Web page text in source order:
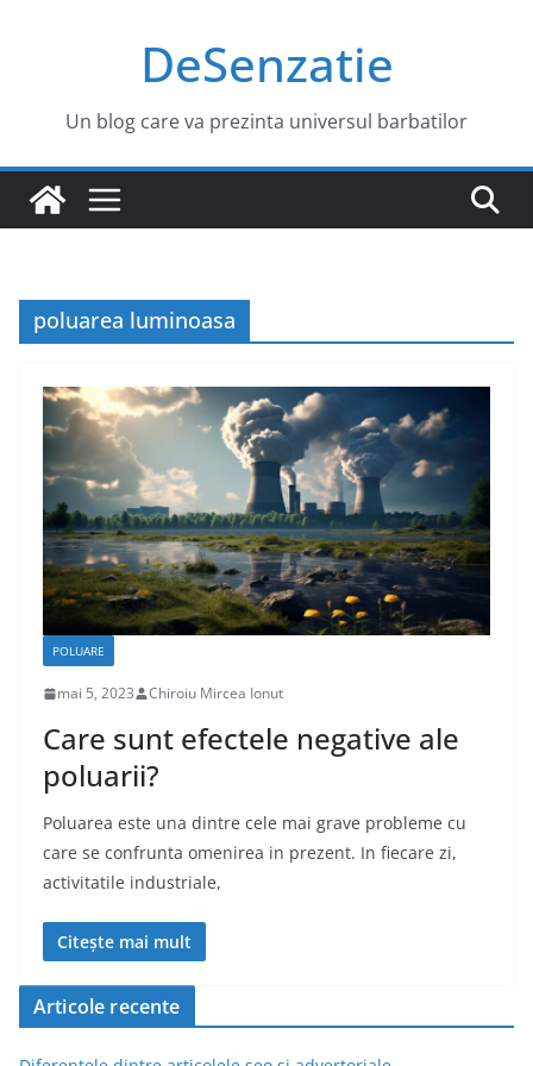
DeSenzatie
Un blog care va prezinta universul barbatilor
poluarea luminoasa
POLUARE
mai 5, 2023 Chiroiu Mircea Ionut
Care sunt efectele negative ale
poluarii?
Poluarea este una dintre cele mai grave probleme cu
care se confrunta omenirea in prezent. In fiecare zi,
activitatile industriale,
Citește mai mult
Articole recente